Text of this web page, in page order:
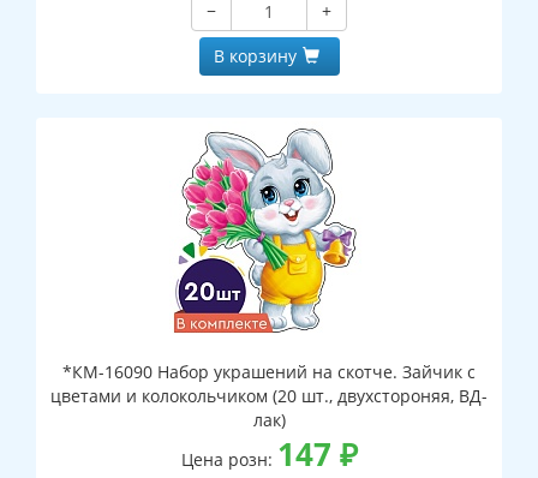
−
+
В корзину
*КМ-16090 Набор украшений на скотче. Зайчик с
цветами и колокольчиком (20 шт., двухстороняя, ВД-
лак)
Цена розн: 147 ₽